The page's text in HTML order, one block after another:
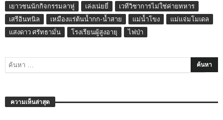
เยาวชนนักกิจกรรมลาหู่
เล่งเน่ยยี่
เวทีวิชาการไม่ใช่ค่ายทหาร
เสรีอินทนิล
เหมืองแร่ต้นน้ำกก-น้ำสาย แม่น้ำโขง
แม่แจ่มโมเดล
แสงดาว ศรัทธามั่น
โรงเรียนผู้สูงอายุ ไฟป่า
ความเห็นล่าสุด